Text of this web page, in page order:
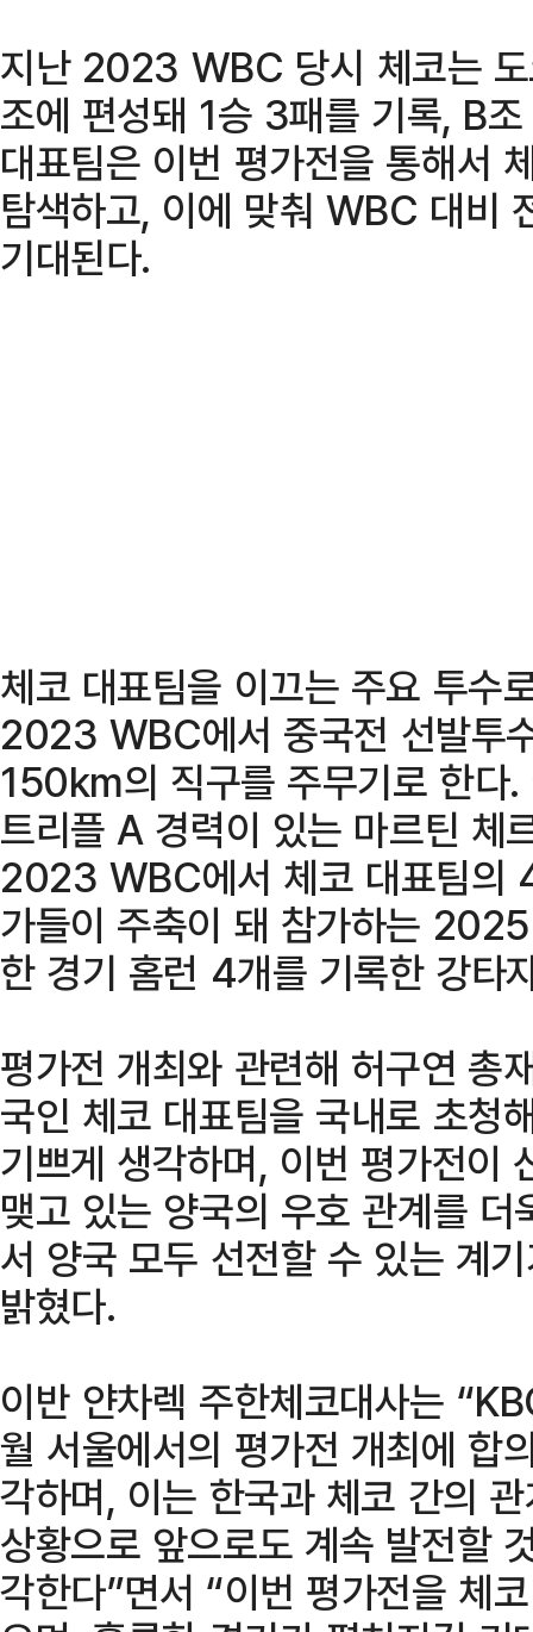
지난 2023 WBC 당시 체코는
조에 편성돼 1승 3패를 기록, B
대표팀은 이번 평가전을 통해서
탐색하고, 이에 맞춰 WBC 대비
기대된다.
체코 대표팀을 이끄는 주요 투수
2023 WBC에서 중국전 선발투
150km의 직구를 주무기로 한다
트리플 A 경력이 있는 마르틴 체
2023 WBC에서 체코 대표팀의
가들이 주축이 돼 참가하는
한 경기 홈런 4개를 기록한 강타
평가전 개최와 관련해 허구연 총
국인 체코 대표팀을 국내로 초청
기쁘게 생각하며, 이번 평가전이
맺고 있는 양국의 우호 관계를
서 양국 모두 선전할 수 있는 계
밝혔다.
이반 얀차렉 주한체코대사는
월 서울에서의 평가전 개최에 합
각하며, 이는 한국과 체코 간의
상황으로 앞으로도 계속 발전할
각한다”면서 “이번 평가전을 체